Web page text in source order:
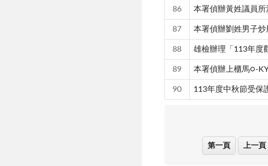
86 本署偵辦黃姓議員所
87 本署偵辦劉姓男子
88 雄檢辦理「113年度
89 本署偵辦上櫃馬○-
90 113年度中秋節受保
第一頁 上一頁